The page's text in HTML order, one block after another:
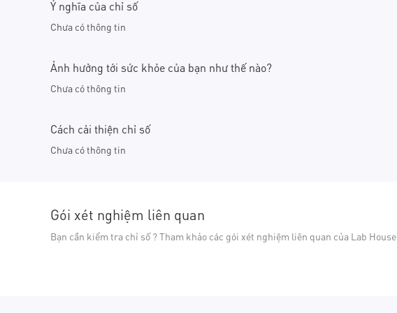
Ý nghĩa của chỉ số
Chưa có thông tin
Ảnh hưởng tới sức khỏe của bạn như thế nào?
Chưa có thông tin
Cách cải thiện chỉ số
Chưa có thông tin
Gói xét nghiệm liên quan
Bạn cần kiểm tra chỉ số ? Tham khảo các gói xét nghiệm liên quan của Lab House